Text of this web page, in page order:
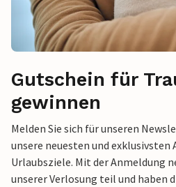
Gutschein für
gewinnen
Melden Sie sich für unseren
unsere neuesten und exklusivsten
Urlaubsziele. Mit der Anmeldung
unserer Verlosung teil und haben